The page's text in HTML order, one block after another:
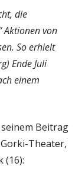
die
Aktionen von
So erhielt
Ende Juli
einem
Beitrag
Theater,
(16):